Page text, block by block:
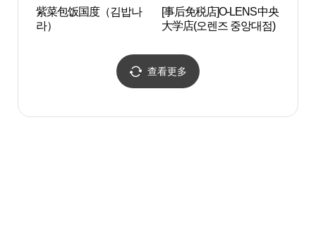
紫菜包饭国度（김밥나
라）
[事后免税店]O-LENS中央
大学店(오렌즈 중앙대점)
查看更多